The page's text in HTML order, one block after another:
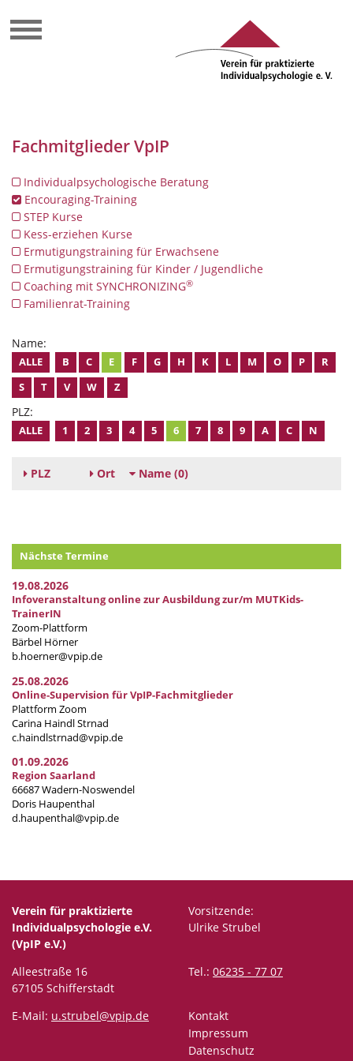
Fachmitglieder VpIP
Individualpsychologische Beratung
Encouraging-Training
STEP Kurse
Kess-erziehen Kurse
Ermutigungstraining für Erwachsene
Ermutigungstraining für Kinder / Jugendliche
Coaching mit SYNCHRONIZING®
Familienrat-Training
Name:
ALLE B C E F G H K L M O P
R
S
T V W Z
PLZ:
ALLE 1 2 3 4 5 6 7 8 9 A C N
PLZ Ort Name (0)
Nächste Termine
19.08.2026
Infoveranstaltung online zur Ausbildung zur/m MUTKids-
TrainerIN
Zoom-Plattform
Bärbel Hörner
b.hoerner@vpip.de
25.08.2026
Online-Supervision für VpIP-Fachmitglieder
Plattform Zoom
Carina Haindl Strnad
c.haindlstrnad@vpip.de
01.09.2026
Region Saarland
66687 Wadern-Noswendel
Doris Haupenthal
d.haupenthal@vpip.de
Verein für praktizierte
Individualpsychologie e.V.
(VpIP e.V.)
Vorsitzende:
Ulrike Strubel
Alleestraße 16
67105 Schifferstadt
Tel.: 06235 - 77 07
E-Mail: u.strubel@vpip.de
Kontakt
Impressum
Datenschutz